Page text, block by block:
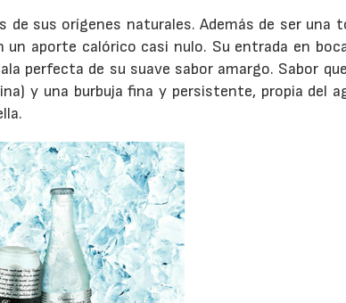
sus orígenes naturales. Además de ser una
aporte calórico casi nulo. Su entrada en
perfecta de su suave sabor amargo. Sabor
y una burbuja fina y persistente, propia del
23/07/2026 30/07/